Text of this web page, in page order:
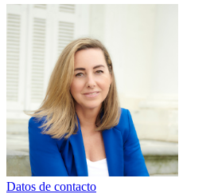
Datos de contacto